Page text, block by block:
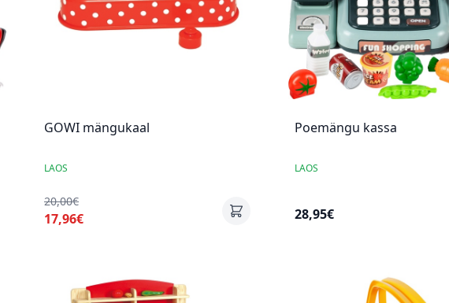
GOWI mängukaal
LAOS
20,00€
17,96€
Poemängu kassa
LAOS
28,95€